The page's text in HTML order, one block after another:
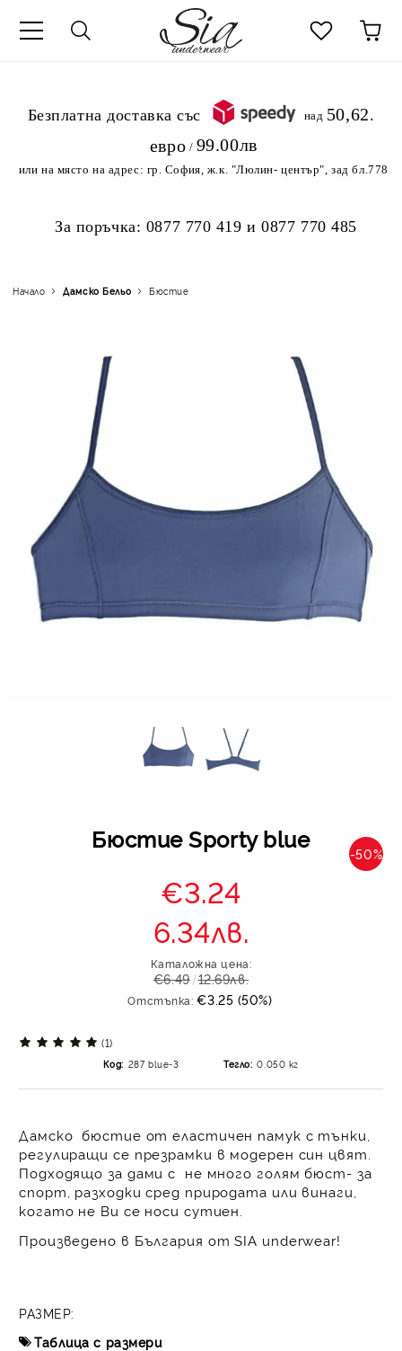
.Безплатна доставка със
над 50,62
евро / 99.00лв
или на място на адрес: гр. София, ж.к. "Люлин- център", зад бл.778
За поръчка: 0877 770 419 и0877 770 485
Начало Дамско Бельо Бюстие
Бюстие Sporty blue
-50%
€3.24
6.34лв.
Каталожна цена:
€6.49 12.69лв.
Отстъпка: €3.25 (50%)
(1)
Код: 287 blue-3 Тегло: 0.050 кг
Дамско бюстие от еластичен памук с тънки,
регулиращи се презрамки в модерен син цвят.
Подходящо за дами с не много голям бюст- за
спорт, разходки сред природата или винаги,
когато не Ви се носи сутиен.
Произведено в България от SIA underwear!
РАЗМЕР:
Таблица с размери